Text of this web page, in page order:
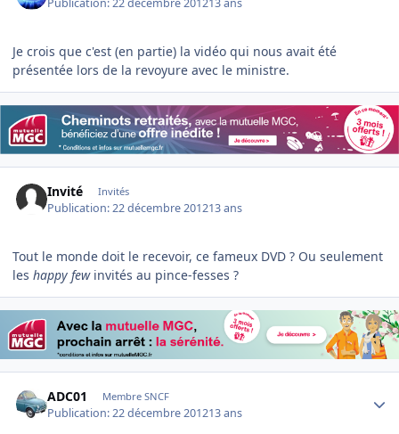
Je crois que c'est (en partie) la vidéo qui nous avait été
présentée lors de la revoyure avec le ministre.
Invité Invités
Publication:22 décembre 201213 ans
Tout le monde doit le recevoir, ce fameux DVD ? Ou seulement
les happy few invités au pince-fesses ?
ADC01 Membre SNCF
Publication:22 décembre 201213 ans